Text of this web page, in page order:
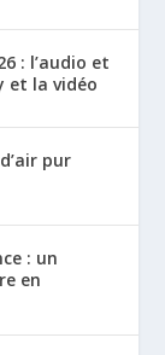
: l’audio et
et la vidéo
pur
: un
en